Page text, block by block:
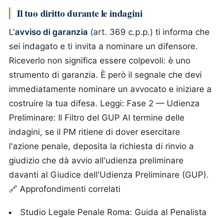
Il tuo diritto durante le indagini
L'avviso di garanzia (art. 369 c.p.p.) ti informa che
sei indagato e ti invita a nominare un difensore.
Riceverlo non significa essere colpevoli: è uno
strumento di garanzia. È però il segnale che devi
immediatamente nominare un avvocato e iniziare a
costruire la tua difesa. Leggi: Fase 2 — Udienza
Preliminare: Il Filtro del GUP Al termine delle
indagini, se il PM ritiene di dover esercitare
l'azione penale, deposita la richiesta di rinvio a
giudizio che dà avvio all'udienza preliminare
davanti al Giudice dell'Udienza Preliminare (GUP).
🔗 Approfondimenti correlati
Studio Legale Penale Roma: Guida al Penalista